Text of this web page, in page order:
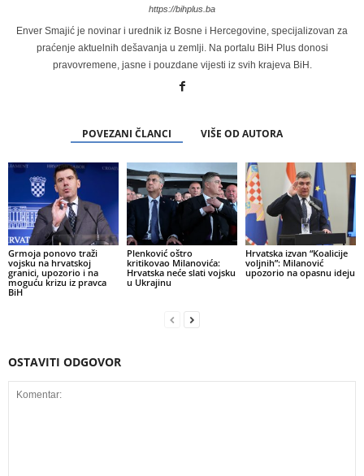
https://bihplus.ba
Enver Smajić je novinar i urednik iz Bosne i Hercegovine, specijalizovan za
praćenje aktuelnih dešavanja u zemlji. Na portalu BiH Plus donosi
pravovremene, jasne i pouzdane vijesti iz svih krajeva BiH.
POVEZANI ČLANCI VIŠE OD AUTORA
Grmoja ponovo traži
vojsku na hrvatskoj
granici, upozorio i na
moguću krizu iz pravca
BiH
Plenković oštro
kritikovao Milanovića:
Hrvatska neće slati vojsku
u Ukrajinu
Hrvatska izvan “Koalicije
voljnih”: Milanović
upozorio na opasnu ideju
OSTAVITI ODGOVOR